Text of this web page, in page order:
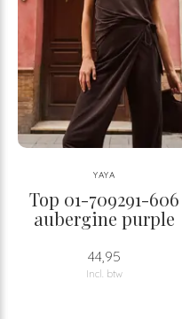
YAYA
Top 01-709291-606
aubergine purple
44,95
Incl. btw